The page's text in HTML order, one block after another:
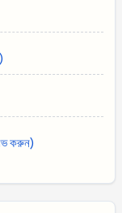
করুন)